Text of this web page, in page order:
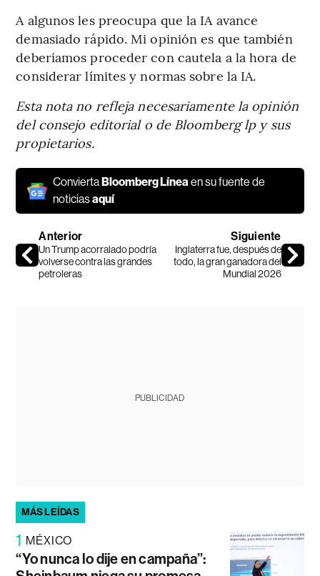
A algunos les preocupa que la IA avance
demasiado rápido. Mi opinión es que también
deberíamos proceder con cautela a la hora de
considerar límites y normas sobre la IA.
Esta nota no refleja necesariamente la opinión
del consejo editorial o de Bloomberg lp y sus
propietarios.
ConviertaBloomberg Líneaen su fuente de
noticiasaquí
Anterior
Un Trump acorralado podría
volverse contra las grandes
petroleras
Siguiente
Inglaterra fue, después de
todo, la gran ganadora del
Mundial 2026
PUBLICIDAD
MÁS LEÍDAS
1 MÉXICO
“Yo nunca lo dije en campaña”: